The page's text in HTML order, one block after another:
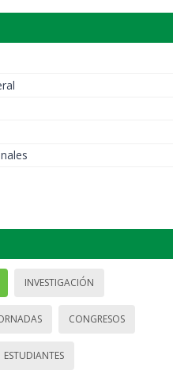
INVESTIGACIÓN
CONGRESOS
ESTUDIANTES